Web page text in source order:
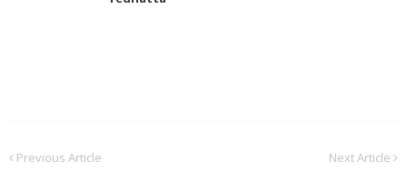
Previous Article Next Article